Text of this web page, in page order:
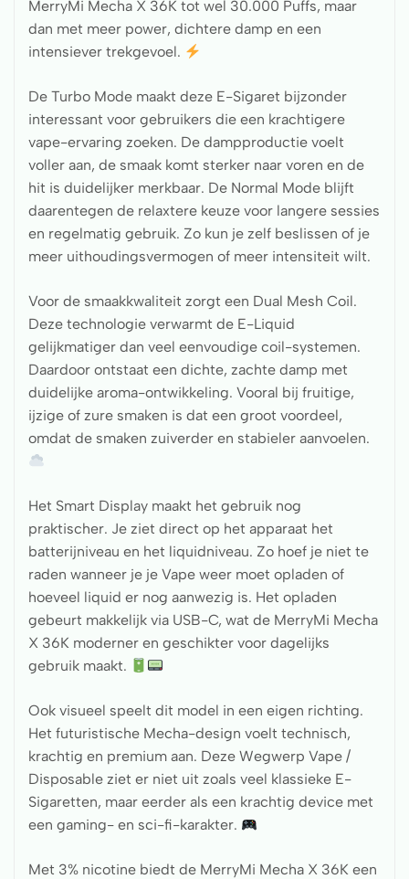
MerryMi Mecha X 36K tot wel 30.000 Puffs, maar
dan met meer power, dichtere damp en een
intensiever trekgevoel.
De Turbo Mode maakt deze E-Sigaret bijzonder
interessant voor gebruikers die een krachtigere
vape-ervaring zoeken. De dampproductie voelt
voller aan, de smaak komt sterker naar voren en de
hit is duidelijker merkbaar. De Normal Mode blijft
daarentegen de relaxtere keuze voor langere sessies
en regelmatig gebruik. Zo kun je zelf beslissen of je
meer uithoudingsvermogen of meer intensiteit wilt.
Voor de smaakkwaliteit zorgt een Dual Mesh Coil.
Deze technologie verwarmt de E-Liquid
gelijkmatiger dan veel eenvoudige coil-systemen.
Daardoor ontstaat een dichte, zachte damp met
duidelijke aroma-ontwikkeling. Vooral bij fruitige,
ijzige of zure smaken is dat een groot voordeel,
omdat de smaken zuiverder en stabieler aanvoelen.
Het Smart Display maakt het gebruik nog
praktischer. Je ziet direct op het apparaat het
batterijniveau en het liquidniveau. Zo hoef je niet te
raden wanneer je je Vape weer moet opladen of
hoeveel liquid er nog aanwezig is. Het opladen
gebeurt makkelijk via USB-C, wat de MerryMi Mecha
X 36K moderner en geschikter voor dagelijks
gebruik maakt.
Ook visueel speelt dit model in een eigen richting.
Het futuristische Mecha-design voelt technisch,
krachtig en premium aan. Deze Wegwerp Vape /
Disposable ziet er niet uit zoals veel klassieke E-
Sigaretten, maar eerder als een krachtig device met
een gaming- en sci-fi-karakter.
Met 3% nicotine biedt de MerryMi Mecha X 36K een